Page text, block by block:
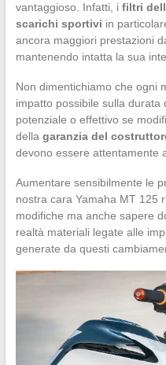
vantaggioso. Infatti, i filtri
scarichi sportivi in
ancora maggiori prestazioni
mantenendo intatta la sua
Non dimentichiamo che ogni
impatto possibile sulla
potenziale o effettivo se
della garanzia del
devono essere attentamente
Aumentare sensibilmente le
nostra cara Yamaha MT 125
modifiche ma anche sapere
realtà materiali legate alle
generate da questi